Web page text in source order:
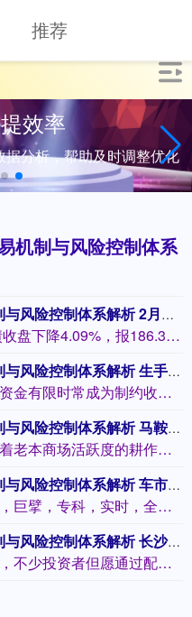
效率
分析，帮助及时调整优化
机制与风险控制体系
日永02转债下降4.09%，转股溢价率24.62%
本站音问，2月2日永02转债收盘下降4.09%，报186.35元/张，成交额1....
生手炒股配资平台避坑指南：安全聘用
关于初入股市的生手而言，资金有限时常成为制约收益的瓶颈。此时，配资平台提供的杠杆...
析 马鞍山股票配资如何选？钟避坑指南
在马鞍山这座工业重镇，跟着老本商场活跃度的耕作，股票配资渐渐成为部分投资者放大收...
”开打，特斯拉、小米等超二十家车企推七年超长贷
炒股就看金麒麟分析师研报，巨擘，专科，实时，全面，助您挖掘后劲主题契机！ 界面新...
析 长沙网上配资怎么选？避坑指南来了
在长沙这座充满活力的城市，不少投资者但愿通过配资放大资金、收拢阛阓契机。然而，网...
推荐